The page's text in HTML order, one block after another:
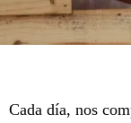
Cada día, nos